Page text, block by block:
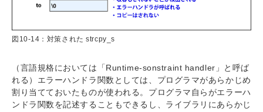
図10-14：対策された strcpy_s
（言語規格においては「Runtime-sonstraint handler」と呼ば
れる）エラーハンドラ関数としては、プログラマがあらかじめ
割り当てておいたものが使われる。プログラマ自らがエラーハ
ンドラ関数を記述することもできるし、ライブラリにあらかじ